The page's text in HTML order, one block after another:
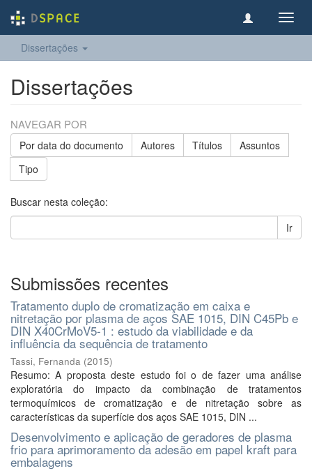
Dissertações
Dissertações
NAVEGAR POR
Por data do documento Autores Títulos
Assuntos
Tipo
Buscar nesta coleção:
Ir
Submissões recentes
Tratamento duplo de cromatização em caixa e
nitretação por plasma de aços SAE 1015, DIN C45Pb e
DIN X40CrMoV5-1 : estudo da viabilidade e da
influência da sequência de tratamento
Tassi, Fernanda (2015)
Resumo: A proposta deste estudo foi o de fazer uma análise
exploratória do impacto da combinação de tratamentos
termoquímicos de cromatização e de nitretação sobre as
características da superfície dos aços SAE 1015, DIN ...
Desenvolvimento e aplicação de geradores de plasma
frio para aprimoramento da adesão em papel kraft para
embalagens